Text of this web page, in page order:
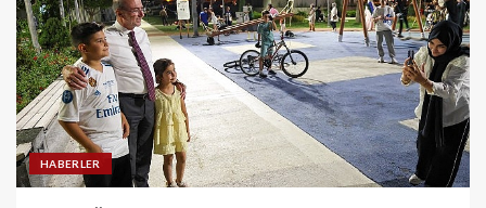
HABERLER